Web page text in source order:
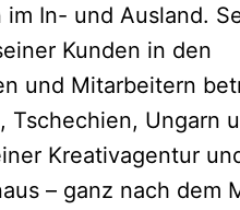
In- und Ausland.
Kunden in den
und Mitarbeitern
Tschechien, Ungarn
Kreativagentur
– ganz nach dem